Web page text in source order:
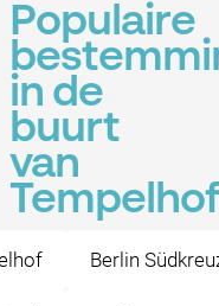
Populaire
in de
buurt
van
Berlin